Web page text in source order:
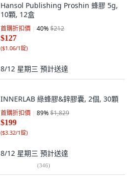
Hansol Publishing Proshin 蜂膠 5g,
10顆, 12盒
首購折扣價 40%$212
$127
($1.06/1錠)
8/12 星期三 預計送達
INNERLAB 綠蜂膠&鋅膠囊, 2個, 30顆
首購折扣價 89%$1,829
$199
($3.32/1錠)
8/12 星期三 預計送達
(346)